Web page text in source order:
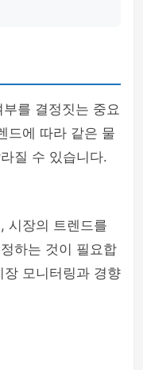
를 결정짓는 중요
드에 따라 같은 물
질 수 있습니다.
시장의 트렌드를
하는 것이 필요합
모니터링과 경향